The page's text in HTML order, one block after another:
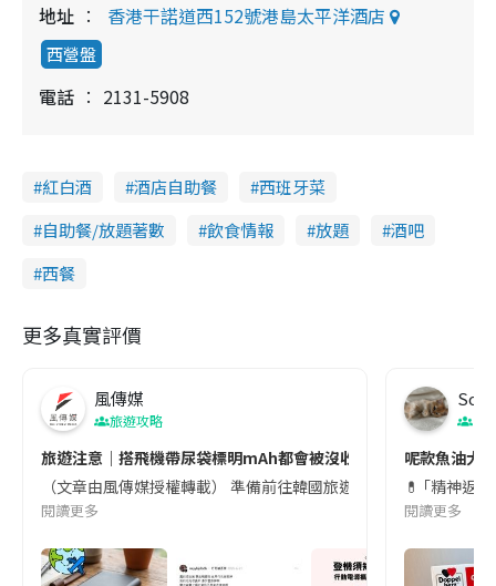
地址
香港干諾道西152號港島太平洋酒店
西營盤
電話 2131-5908
紅白酒 酒店自助餐
西班牙菜
自助餐/放題著數
飲食情報 放題
酒吧
西餐
更多真實評價
風傳媒
旅遊攻略
旅遊注意｜搭飛機帶尿袋標明mAh都會被沒收😱出發前切記檢查
（文章由風傳媒授權轉載） 準備前往韓國旅遊的民眾，近期要
閱讀更多
Soul
呢款魚油大
💊 ｢精神返
閱讀更多